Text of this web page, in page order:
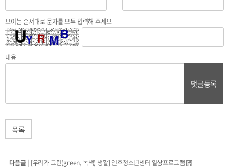
보이는 순서대로 문자를 모두 입력해 주세요
내용
댓글등록
목록
다음글 | [우리가 그린(green, 녹색) 생활] 인후청소년센터 일상프로그램